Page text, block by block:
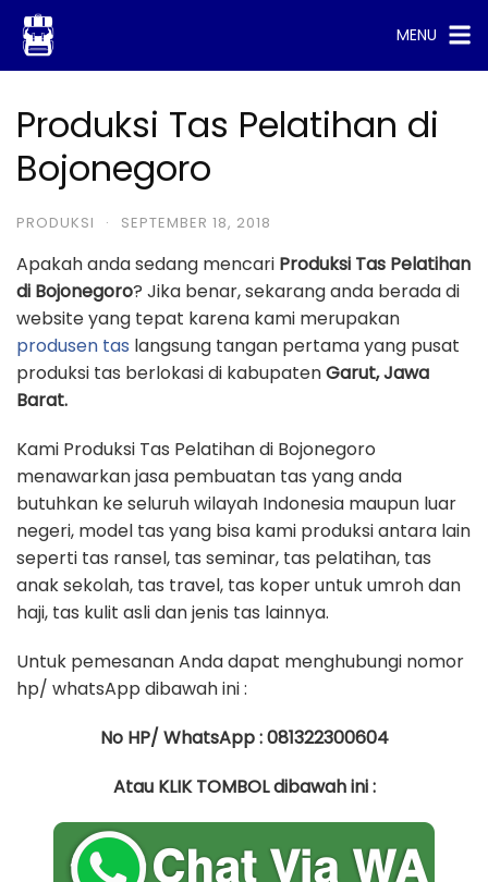
Skip
content
MENU
Produksi Tas Pelatihan di
Bojonegoro
PRODUKSI · SEPTEMBER 18, 2018
Apakah anda sedang mencari Produksi Tas Pelatihan
di Bojonegoro? Jika benar, sekarang anda berada di
website yang tepat karena kami merupakan
produsen tas langsung tangan pertama yang pusat
produksi tas berlokasi di kabupatenGarut, Jawa
Barat.
Kami Produksi Tas Pelatihan di Bojonegoro
menawarkan jasa pembuatan tas yang anda
butuhkan ke seluruh wilayah Indonesia maupun luar
negeri, model tas yang bisa kami produksi antara lain
seperti tas ransel, tas seminar, tas pelatihan, tas
anak sekolah, tas travel, tas koper untuk umroh dan
haji, tas kulit asli dan jenis tas lainnya.
Untuk pemesanan Anda dapat menghubungi nomor
hp/ whatsApp dibawah ini :
No HP/ WhatsApp : 081322300604
Atau KLIK TOMBOL dibawah ini :